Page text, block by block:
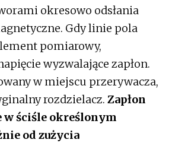
okresowo odsłania
Gdy linie pola
pomiarowy,
wyzwalające zapłon.
w miejscu przerywacza,
rozdzielacz. Zapłon
w ściśle określonym
od zużycia